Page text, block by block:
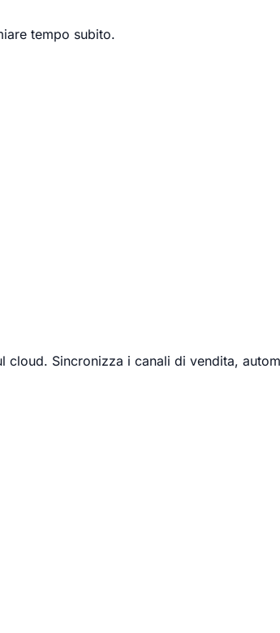
tempo subito.
Sincronizza i canali di vendita,